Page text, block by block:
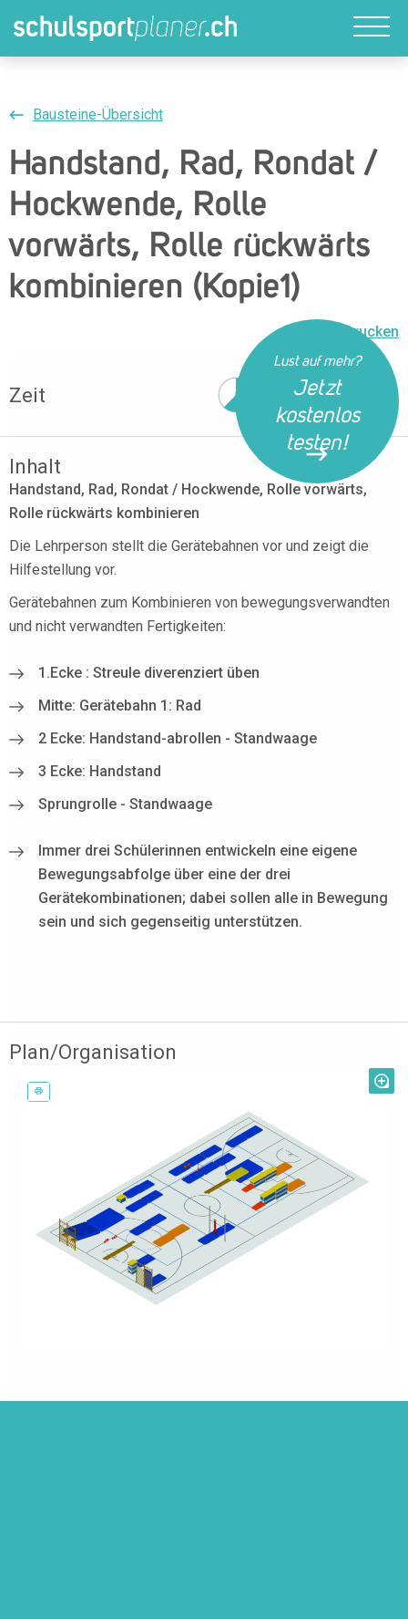
Lust auf mehr?
Jetzt
kostenlos
testen!
Bausteine-Übersicht
Handstand, Rad, Rondat /
Hockwende, Rolle
vorwärts, Rolle rückwärts
kombinieren (Kopie1)
Drucken
Zeit 38 Min
Inhalt
Handstand, Rad, Rondat / Hockwende, Rolle vorwärts,
Rolle rückwärts kombinieren
Die Lehrperson stellt die Gerätebahnen vor und zeigt die
Hilfestellung vor.
Gerätebahnen zum Kombinieren von bewegungsverwandten
und nicht verwandten Fertigkeiten:
1.Ecke : Streule diverenziert üben
Mitte: Gerätebahn 1: Rad
2 Ecke: Handstand-abrollen - Standwaage
3 Ecke: Handstand
Sprungrolle - Standwaage
Immer drei Schülerinnen entwickeln eine eigene
Bewegungsabfolge über eine der drei
Gerätekombinationen; dabei sollen alle in Bewegung
sein und sich gegenseitig unterstützen.
Plan/Organisation